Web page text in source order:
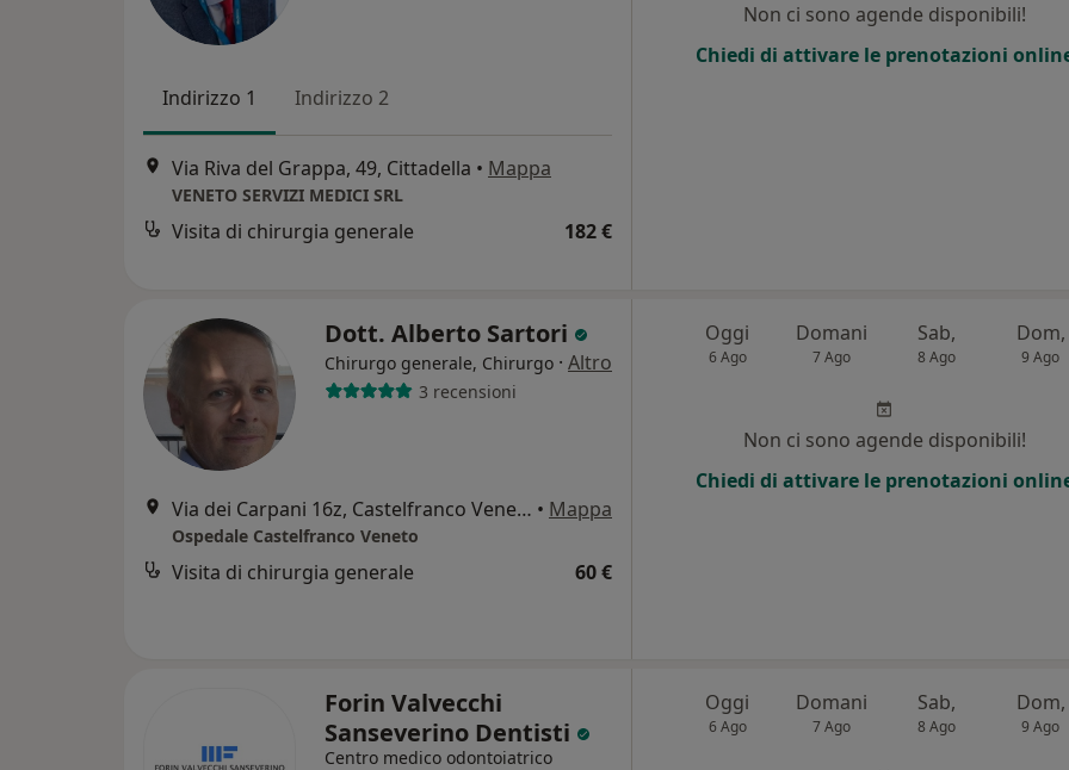
Indirizzo 1 Indirizzo 2
Via Riva del Grappa, 49, Cittadella • Mappa
VENETO SERVIZI MEDICI SRL
Visita di chirurgia generale 182 €
Non ci sono agende disponibili!
Chiedi di attivare le prenotazioni
Dott. Alberto Sartori
Chirurgo generale, Chirurgo · Altro
3 recensioni
Via dei Carpani 16z, Castelfranco Veneto • Mappa
Ospedale Castelfranco Veneto
Visita di chirurgia generale 60 €
Oggi
6 Ago
Domani
7 Ago
Sab,
8 Ago
Dom,
9 Ago
Non ci sono agende disponibili!
Chiedi di attivare le prenotazioni
Forin Valvecchi
Sanseverino Dentisti
Centro medico odontoiatrico
Oggi
6 Ago
Domani
7 Ago
Sab,
8 Ago
Dom,
9 Ago